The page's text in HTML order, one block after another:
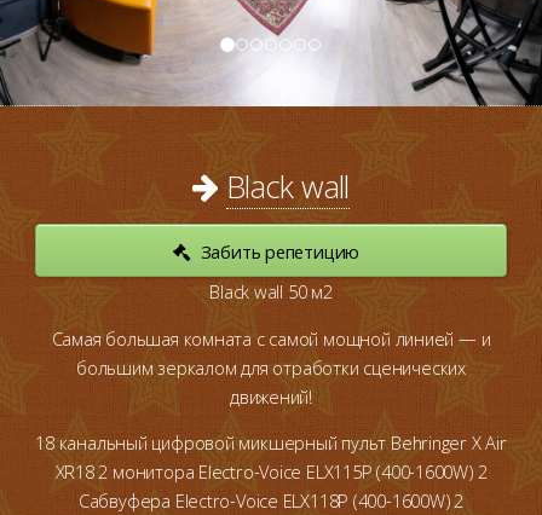
Black wall
Забить репетицию
Black wall 50 м2
Самая большая комната с самой мощной линией — и
большим зеркалом для отработки сценических
движений!
18 канальный цифровой микшерный пульт Behringer X Air
XR182 монитора Electro-Voice ELX115P (400-1600W)2
Сабвуфера Electro-Voice ELX118P (400-1600W)2